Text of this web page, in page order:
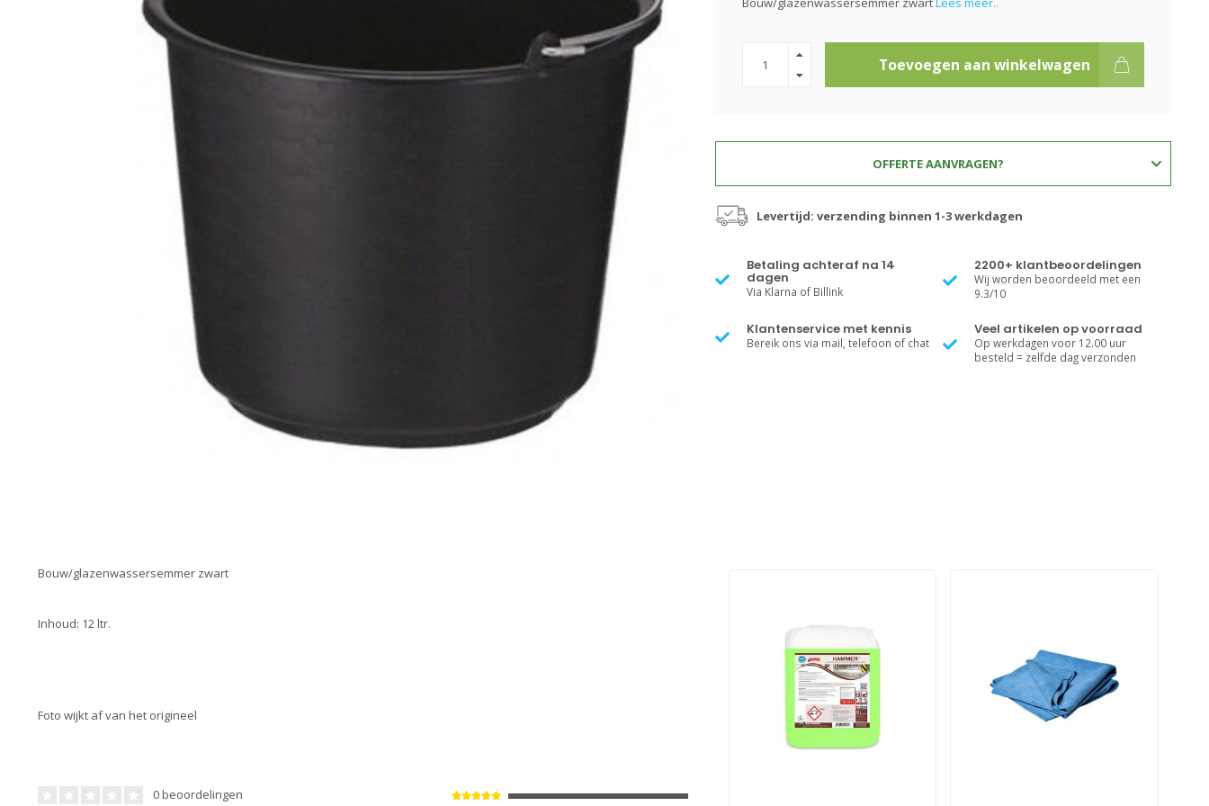
Toevoegen aan winkelwagen
OFFERTE AANVRAGEN?
Levertijd: verzending binnen 1-3 werkdagen
Betaling achteraf na 14
dagen
Via Klarna of Billink
2200+ klantbeoordelingen
Wij worden beoordeeld met een
9.3/10
Klantenservice met kennis
Bereik ons via mail, telefoon of chat
Veel artikelen op voorraad
Op werkdagen voor 12.00 uur
besteld = zelfde dag verzonden
Bouw/glazenwassersemmer zwart
Inhoud: 12 ltr.
Foto wijkt af van het origineel
0 beoordelingen